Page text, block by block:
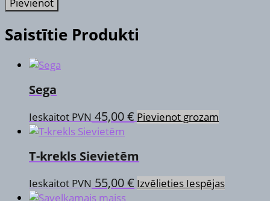
Saistītie Produkti
Sega
Ieskaitot PVN 45,00€ Pievienot grozam
T-krekls Sievietēm
Ieskaitot PVN 55,00€ Izvēlieties Iespējas